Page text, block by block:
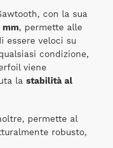
con la sua
mm, permette alle
essere veloci su
condizione,
viene
la stabilità al
permette al
robusto,